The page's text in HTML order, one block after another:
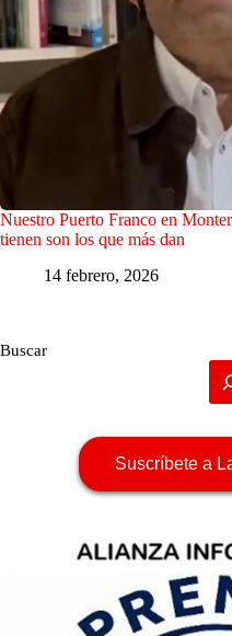
Nuestro Puerto Franco en
tienen son los que más dan
14 febrero, 2026
Buscar
Suscríbete a